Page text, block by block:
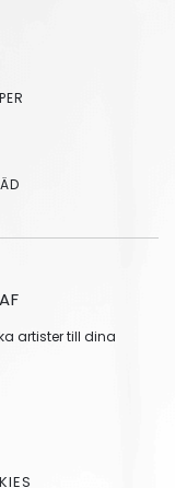
artister till dina